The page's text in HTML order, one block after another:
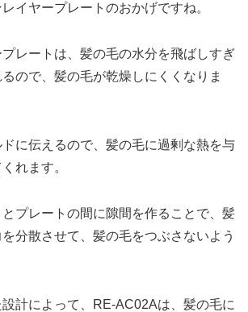
イヤープレートのおかげですね。
レートは、髪の毛の水分を飛ばしすぎ
ので、髪の毛が乾燥しにくくなりま
に伝えるので、髪の毛に過剰な熱を与
れます。
プレートの間に隙間を作ることで、髪
分散させて、髪の毛をつぶさないよう
計によって、RE-AC02Aは、髪の毛に